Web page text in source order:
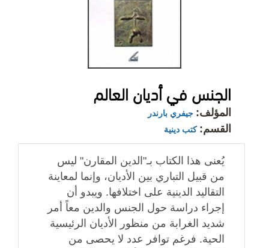
الجنس في أديان العالم
المؤلف: جيفري بارندر
القسم: كتب دينية
يُعنى هذا الكتاب بـ"الدين المقارن" ليس
من قبيل التباري بين الأديان، وإنما لمعاينة
التقاليد الدينية على اختلافها. ويبدو أن
إجراء دراسة حول الجنس والدين معاً أمر
شديد الغرابة من منظور الأديان الرئيسية
الحية. فرغم توافر عدد لا يحصى من